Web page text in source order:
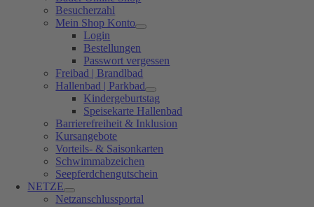
Besucherzahl
Mein Shop Konto
Login
Bestellungen
Passwort vergessen
Freibad | Brandlbad
Hallenbad | Parkbad
Kindergeburtstag
Speisekarte Hallenbad
Barrierefreiheit & Inklusion
Kursangebote
Vorteils- & Saisonkarten
Schwimmabzeichen
Seepferdchengutschein
NETZE
Netzanschlussportal